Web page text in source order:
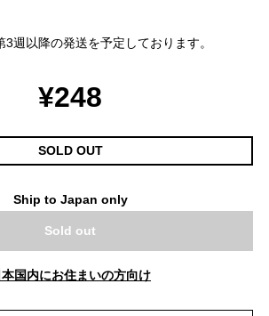
週以降の発送を予定しております。
¥248
SOLD OUT
Ship to Japan only
Sold out
本国内にお住まいの方向け